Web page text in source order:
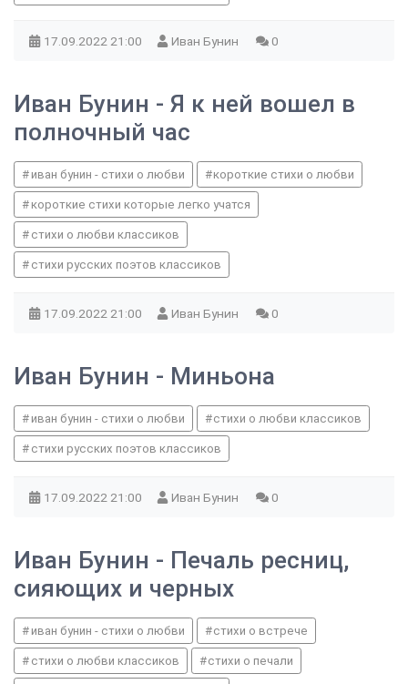
17.09.2022 21:00 Иван Бунин 0
Иван Бунин - Я к ней вошел в
полночный час
иван бунин - стихи о любви короткие стихи о любви
короткие стихи которые легко учатся
стихи о любви классиков
стихи русских поэтов классиков
17.09.2022 21:00 Иван Бунин 0
Иван Бунин - Миньона
иван бунин - стихи о любви стихи о любви классиков
стихи русских поэтов классиков
17.09.2022 21:00 Иван Бунин 0
Иван Бунин - Печаль ресниц,
сияющих и черных
иван бунин - стихи о любви стихи о встрече
стихи о любви классиков стихи о печали